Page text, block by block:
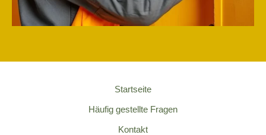
Startseite
Häufig gestellte Fragen
Kontakt